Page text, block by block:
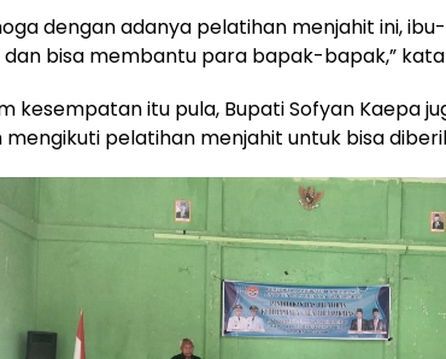
dengan adanya pelatihan menjahit ini,
dan bisa membantu para bapak-bapak,”
kesempatan itu pula, Bupati Sofyan Kaepa
mengikuti pelatihan menjahit untuk bisa